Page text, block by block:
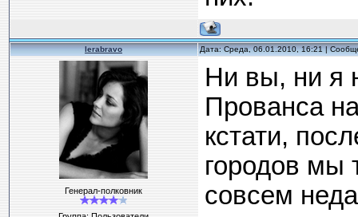
lerabravo Дата: Среда, 06.01.2010, 16:21 |
Генерал-полковник
Ни вы, ни я
Прованса
кстати,
городов мы
совсем